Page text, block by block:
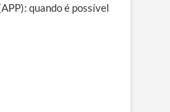
quando é possível